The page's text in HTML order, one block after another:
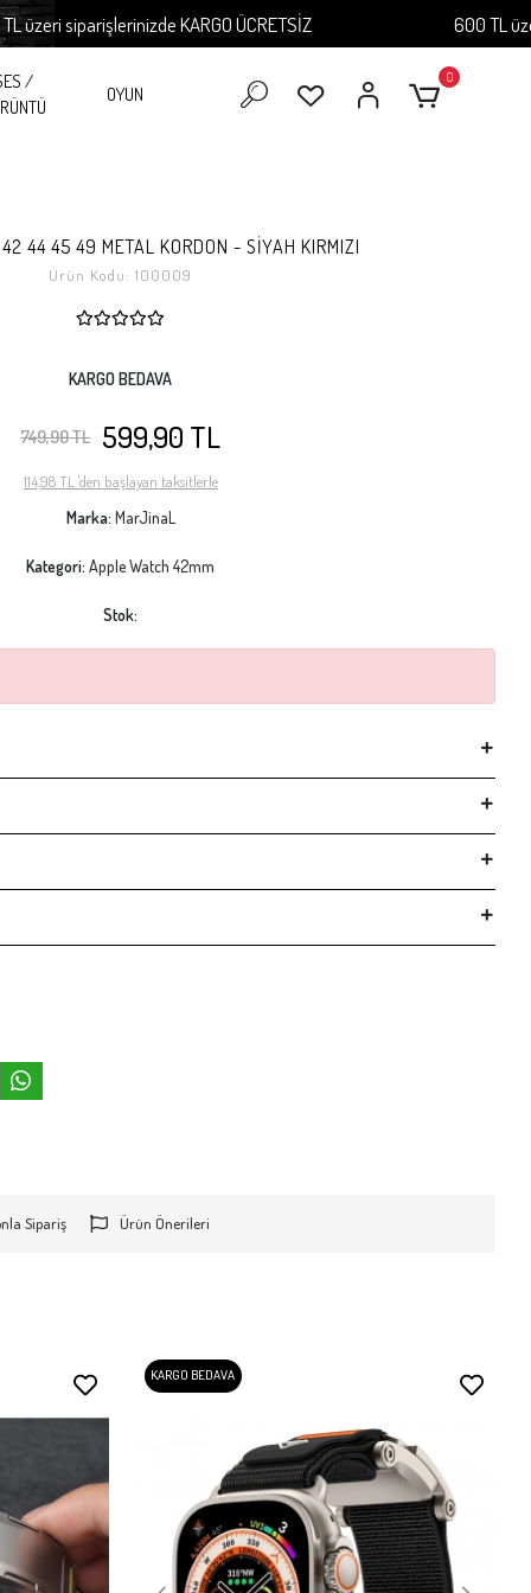
siparişlerinizde KARGO ÜCRETSİZ 600 TL üzeri
/
OYUN
0
44 45 49 METAL KORDON - SİYAH KIRMIZI
Ürün Kodu:100009
KARGO BEDAVA
749,90 TL 599,90 TL
114,98 TL 'den başlayan taksitlerle
Marka: MarJinaL
Kategori:Apple Watch 42mm
Stok:
Sipariş Ürün Önerileri
KARGO BEDAVA